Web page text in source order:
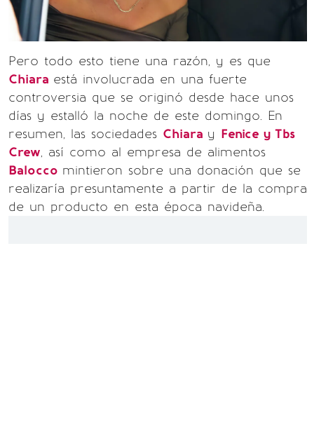
Pero todo esto tiene una razón, y es que
Chiara está involucrada en una fuerte
controversia que se originó desde hace unos
días y estalló la noche de este domingo. En
resumen, las sociedades Chiara y Fenice y Tbs
Crew, así como al empresa de alimentos
Balocco mintieron sobre una donación que se
realizaría presuntamente a partir de la compra
de un producto en esta época navideña.